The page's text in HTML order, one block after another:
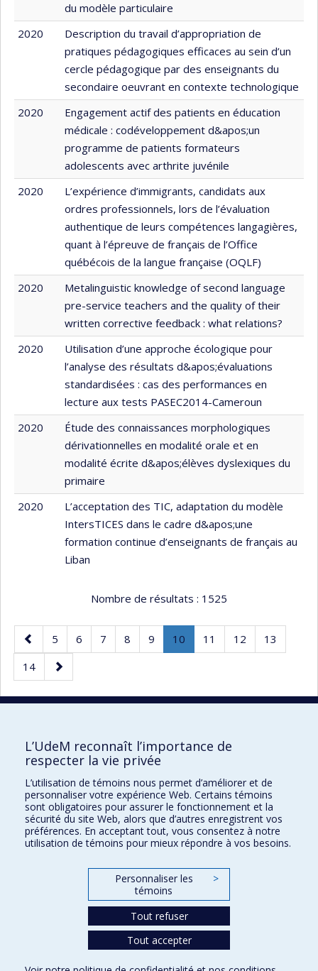
du modèle particulaire
2020
Description du travail d’appropriation de
pratiques pédagogiques efficaces au sein d’un
cercle pédagogique par des enseignants du
secondaire oeuvrant en contexte technologique
2020
Engagement actif des patients en éducation
médicale : codéveloppement d&apos;un
programme de patients formateurs
adolescents avec arthrite juvénile
2020
L’expérience d’immigrants, candidats aux
ordres professionnels, lors de l’évaluation
authentique de leurs compétences langagières,
quant à l’épreuve de français de l’Office
québécois de la langue française (OQLF)
2020
Metalinguistic knowledge of second language
pre-service teachers and the quality of their
written corrective feedback : what relations?
2020
Utilisation d’une approche écologique pour
l’analyse des résultats d&apos;évaluations
standardisées : cas des performances en
lecture aux tests PASEC2014-Cameroun
2020
Étude des connaissances morphologiques
dérivationnelles en modalité orale et en
modalité écrite d&apos;élèves dyslexiques du
primaire
2020
L’acceptation des TIC, adaptation du modèle
IntersTICES dans le cadre d&apos;une
formation continue d’enseignants de français au
Liban
Nombre de résultats : 1525
Page
précédente
Page
5 Page
6 Page
7 Page
8 Page
9 Page
10
Page
Page
11 Page
12 Page
13
Page
14
Page
suivante
Faculté des sciences de l'éducation
Pavillon Marie-Victorin
90, avenue Vincent-d'Indy
Montréal (Québec) H2V 2S9
L’UdeM reconnaît l’importance de
respecter la vie privée
L’utilisation de témoins nous permet d’améliorer et de
personnaliser votre expérience Web. Certains témoins
sont obligatoires pour assurer le fonctionnement et la
sécurité du site Web, alors que d’autres enregistrent vos
préférences. En acceptant tout, vous consentez à notre
utilisation de témoins pour mieux répondre à vos besoins.
Personnaliser les
témoins
>
Tout refuser
Tout accepter